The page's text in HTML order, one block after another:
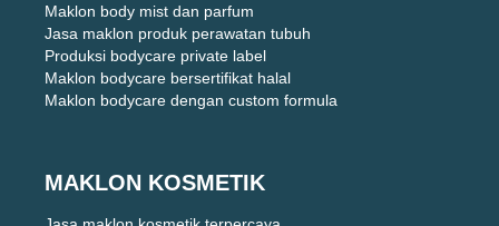
Maklon body mist dan parfum
Jasa maklon produk perawatan tubuh
Produksi bodycare private label
Maklon bodycare bersertifikat halal
Maklon bodycare dengan custom formula
MAKLON KOSMETIK